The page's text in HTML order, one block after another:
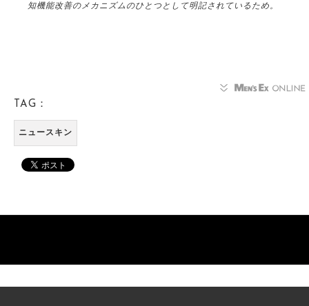
知機能改善のメカニズムのひとつとして明記されているため。
TAG：
ニュースキン